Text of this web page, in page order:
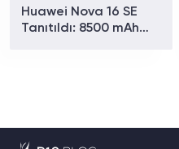
Huawei Nova 16 SE
Tanıtıldı: 8500 mAh